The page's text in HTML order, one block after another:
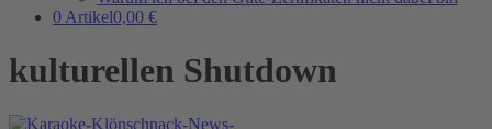
0 Artikel0,00 €
kulturellen Shutdown